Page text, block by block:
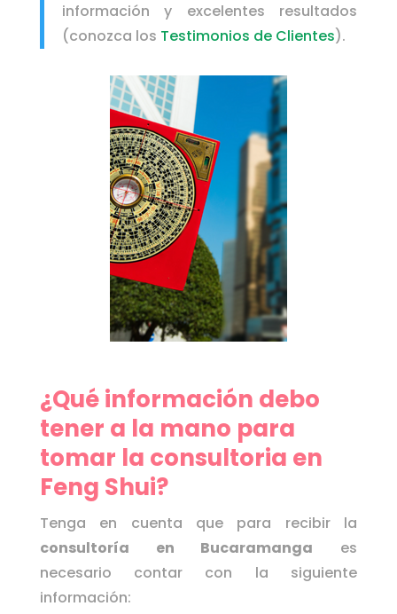
información y excelentes resultados
(conozca los Testimonios de Clientes).
¿Qué información debo
tener a la mano para
tomar la consultoria en
Feng Shui?
Tenga en cuenta que para recibir la
consultoría en Bucaramanga es
necesario contar con la siguiente
información: